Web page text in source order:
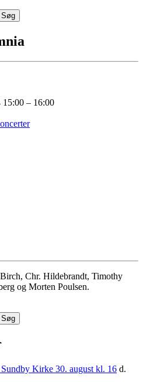
15:00 – 16:00
Chr. Hildebrandt, Timothy
og Morten Poulsen.
Kirke 30. august kl. 16 d.